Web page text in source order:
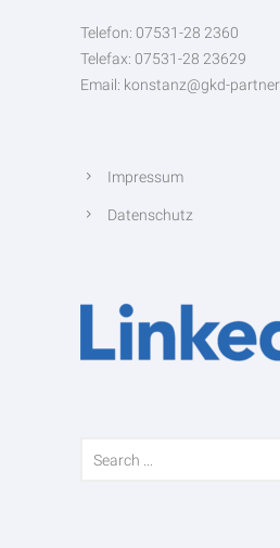
Telefon: 07531-28 2360
Telefax: 07531-28 23629
Email: konstanz@gkd-
Impressum
Datenschutz